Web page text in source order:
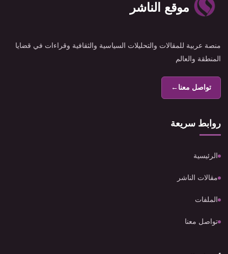
موقع الناشر
منصة عربية للمقالات والتحليلات السياسية والثقافية وقراءات في قضايا
المنطقة والعالم
تواصل معنا←
روابط سريعة
الرئيسية
مقالات الناشر
الملفات
تواصل معنا